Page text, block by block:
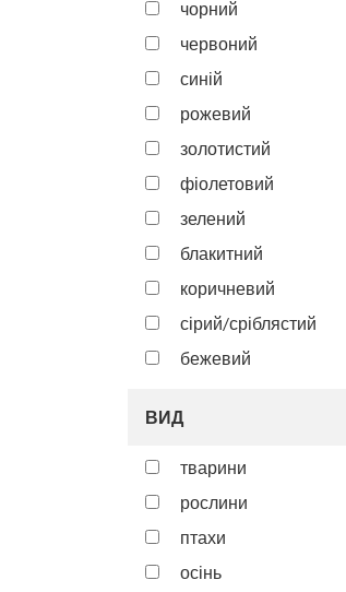
чорний
червоний
синій
рожевий
золотистий
фіолетовий
зелений
блакитний
коричневий
сірий/сріблястий
бежевий
ВИД
тварини
рослини
птахи
осінь